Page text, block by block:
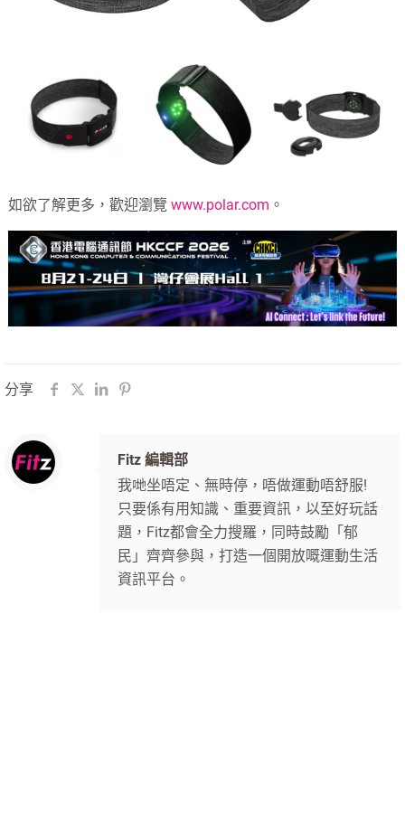
如欲了解更多，歡迎瀏覽www.polar.com 。
分享
Fitz 編輯部
我哋坐唔定、無時停，唔做運動唔舒服!
只要係有用知識、重要資訊，以至好玩話
題，Fitz都會全力搜羅，同時鼓勵「郁
民」齊齊參與，打造一個開放嘅運動生活
資訊平台。